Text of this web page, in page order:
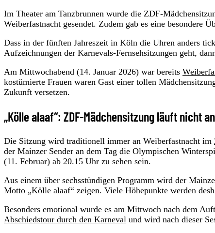
Im Theater am Tanzbrunnen wurde die ZDF-
Weiberfastnacht gesendet. Zudem gab es eine besondere
Dass in der fünften Jahreszeit in Köln die Uhren anders
Aufzeichnungen der Karnevals-Fernsehsitzungen geht,
Am Mittwochabend (14. Januar 2026) war bereits
kostümierte Frauen waren Gast einer tollen
Zukunft versetzen.
„Kölle alaaf“: ZDF-Mädchensitzung läuft nicht
Die Sitzung wird traditionell immer an Weiberfastnacht im
der Mainzer Sender an dem Tag die Olympischen
(11. Februar) ab 20.15 Uhr zu sehen sein.
Aus einem über sechsstündigen Programm wird der
Motto „Kölle alaaf“ zeigen. Viele Höhepunkte werden
Besonders emotional wurde es am Mittwoch nach dem
Abschiedstour durch den Karneval und wird nach dieser